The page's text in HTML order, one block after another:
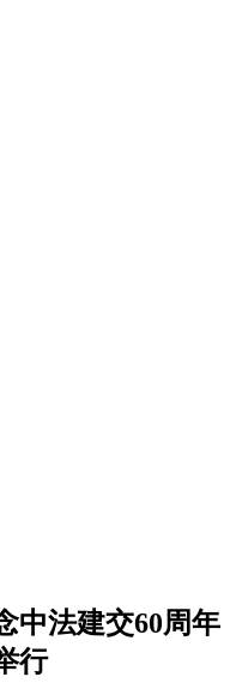
中法建交60周年
行